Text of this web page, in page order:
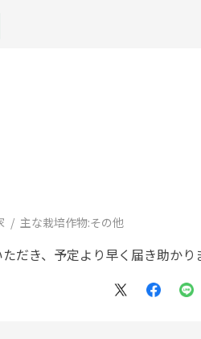
主な栽培作物:その他
だき、予定より早く届き助かり